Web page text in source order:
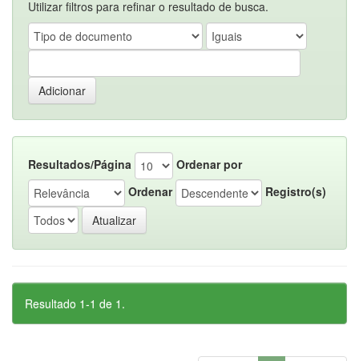
Utilizar filtros para refinar o resultado de busca.
Resultados/Página
Ordenar por
Ordenar
Registro(s)
Resultado 1-1 de 1.